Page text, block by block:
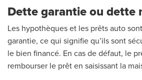
Dette garantie ou dette
Les hypothèques et les prêts auto
garantie, ce qui signifie qu’ils sont
le bien financé. En cas de défaut, le
rembourser le prêt en saisissant la